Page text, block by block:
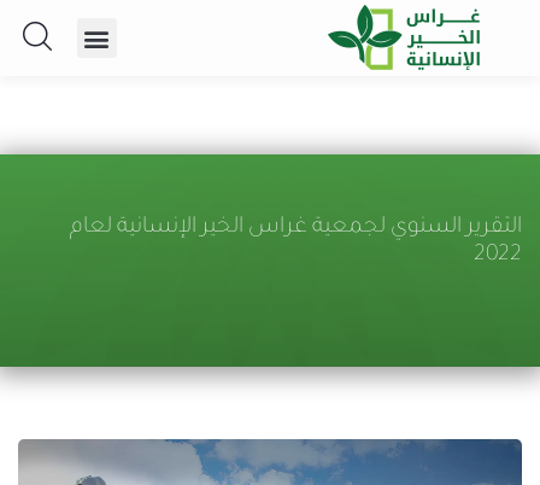
التقرير السنوي لجمعية غراس الخير الإنسانية لعام
2022